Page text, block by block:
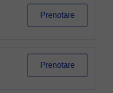
Prenotare
Prenotare